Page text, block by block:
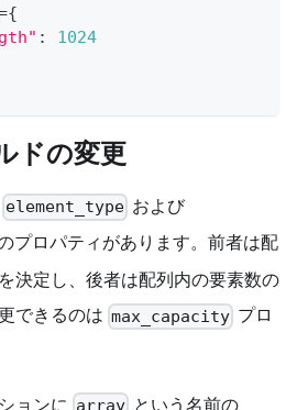
{
:
1024
ドの変更
element_type および
プロパティがあります。前者は配
決定し、後者は配列内の要素数の
できるのは max_capacity プロ
ョンに という名前の